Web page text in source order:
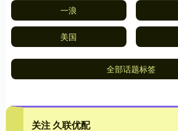
一浪
美国
全部话题标签
关注 久联优配